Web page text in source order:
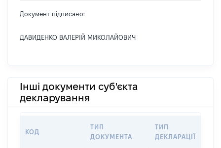
Документ підписано:
ДАВИДЕНКО ВАЛЕРІЙ МИКОЛАЙОВИЧ
Інші документи суб'єкта
декларування
КОД
ТИП
ДОКУМЕНТА
ТИП
ДЕКЛАРАЦІЇ